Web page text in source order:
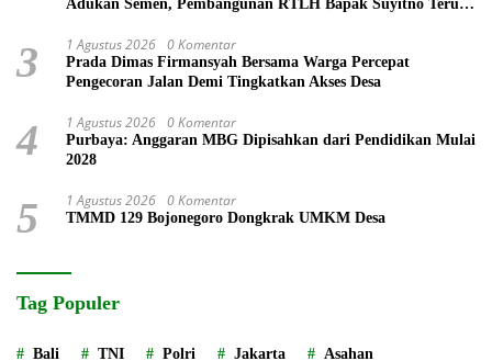
Adukan Semen, Pembangunan RTLH Bapak Suyitno Terus
3 1 Agustus 2026 0 Komentar
Prada Dimas Firmansyah Bersama Warga Percepat
Pengecoran Jalan Demi Tingkatkan Akses Desa
4 1 Agustus 2026 0 Komentar
Purbaya: Anggaran MBG Dipisahkan dari Pendidikan Mulai
2028
5 1 Agustus 2026 0 Komentar
TMMD 129 Bojonegoro Dongkrak UMKM Desa
Tag Populer
Bali TNI Polri Jakarta Asahan